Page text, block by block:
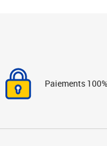
Paiements